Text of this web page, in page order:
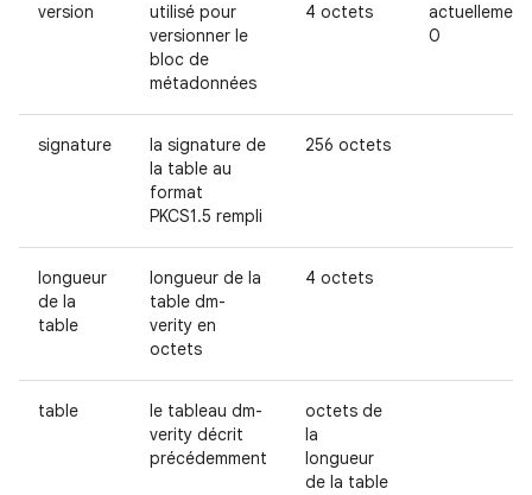
version
utilisé pour
versionner le
bloc de
métadonnées
4 octets
actuellement
0
signature
la signature de
la table au
format
PKCS1.5 rempli
256 octets
longueur
de la
table
longueur de la
table dm-
verity en
octets
4 octets
table
le tableau dm-
verity décrit
précédemment
octets de
la
longueur
de la table